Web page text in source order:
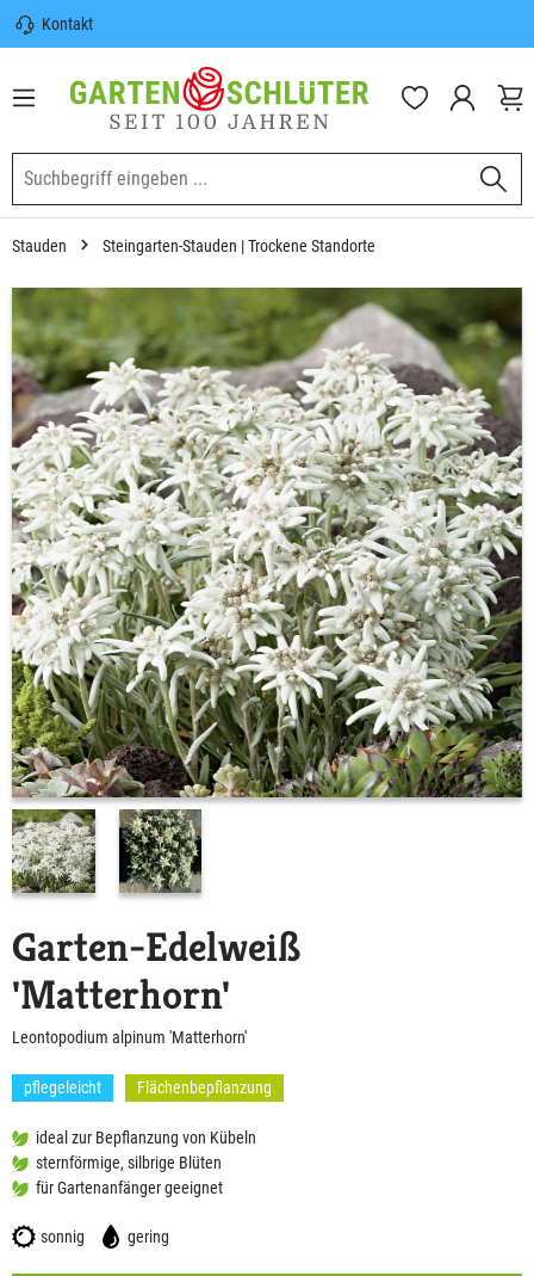
springen
Kontakt
Sicherer Versand | Versandkostenfrei
(DE) ab 100€
Garten-Schlüter Anwachsgarantie
Stauden Steingarten-Stauden | Trockene Standorte
Garten-Edelweiß
'Matterhorn'
Leontopodium alpinum 'Matterhorn'
pflegeleicht Flächenbepflanzung
ideal zur Bepflanzung von Kübeln
sternförmige, silbrige Blüten
für Gartenanfänger geeignet
sonnig gering